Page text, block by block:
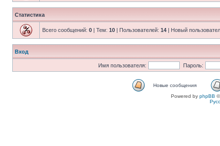
Статистика
Всего сообщений: 0 | Тем: 10 | Пользователей: 14 | Новый
Вход
Имя пользователя: Пароль:
Новые сообщения
Powered by phpBB